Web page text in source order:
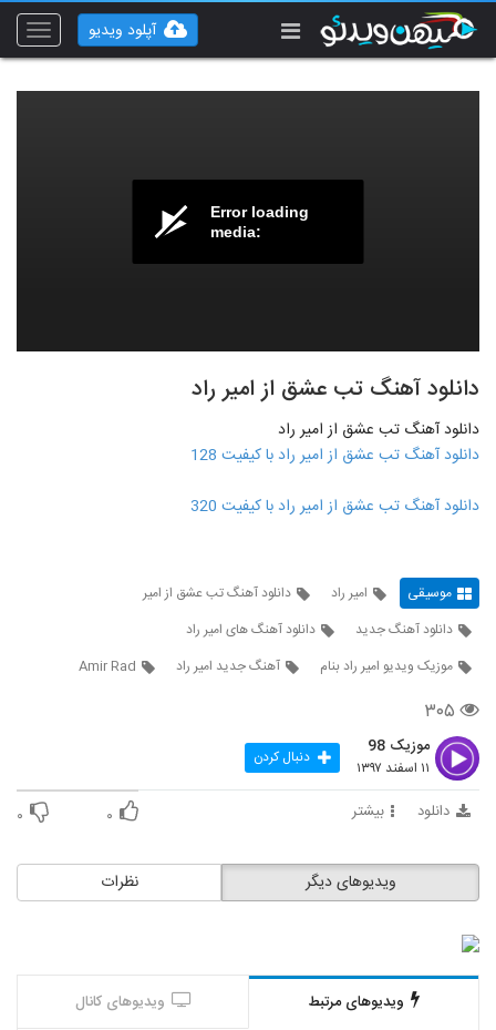
Toggle
آپلود ویدیو
Error loading
media:
دانلود آهنگ تب عشق از امیر راد
دانلود آهنگ تب عشق از امیر راد
دانلود آهنگ تب عشق از امیر راد با کیفیت 128
دانلود آهنگ تب عشق از امیر راد با کیفیت 320
موسیقی امیر راد
دانلود آهنگ تب عشق از امیر
دانلود آهنگ جدید
دانلود آهنگ های امیر راد
موزیک ویدیو امیر راد بنام
آهنگ جدید امیر راد Amir Rad
۳۰۵
موزیک 98
۱۱ اسفند ۱۳۹۷ دنبال کردن
دانلود بیشتر ۰ ۰
نظرات ویدیوهای دیگر
ویدیوهای مرتبط ویدیوهای کانال